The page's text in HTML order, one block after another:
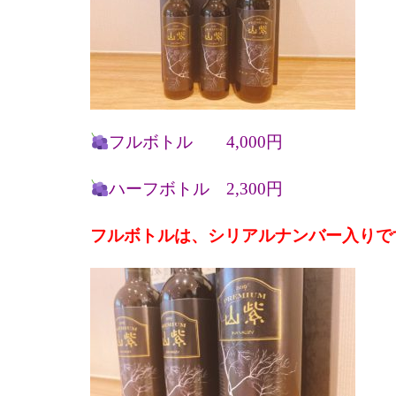
フルボトル 4,000円
ハーフボトル 2,300円
フルボトルは、シリアルナンバー入り